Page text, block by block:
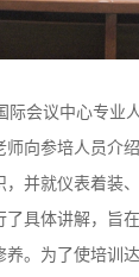
会议中心专业
师向参培人员介
，并就仪表着装
了具体讲解，旨
养。为了使培训